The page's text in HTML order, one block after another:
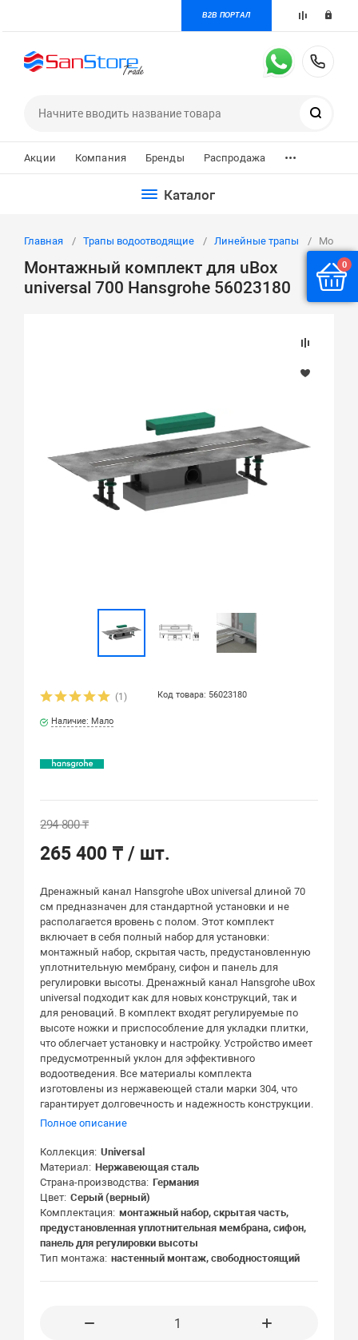
B2B ПОРТАЛ
Акции Компания Бренды Распродажа ...
Каталог
Главная Трапы водоотводящие Линейные трапы
Монтажный комплект для uBox
universal 700 Hansgrohe 56023180
(1) Код товара: 56023180
Наличие: Мало
294 800 ₸
265 400 ₸/ шт.
Дренажный канал Hansgrohe uBox universal длиной 70
см предназначен для стандартной установки и не
располагается вровень с полом. Этот комплект
включает в себя полный набор для установки:
монтажный набор, скрытая часть, предустановленную
уплотнительную мембрану, сифон и панель для
регулировки высоты. Дренажный канал Hansgrohe uBox
universal подходит как для новых конструкций, так и
для реноваций. В комплект входят регулируемые по
высоте ножки и приспособление для укладки плитки,
что облегчает установку и настройку. Устройство имеет
предусмотренный уклон для эффективного
водоотведения. Все материалы комплекта
изготовлены из нержавеющей стали марки 304, что
гарантирует долговечность и надежность конструкции.
Полное описание
Коллекция Universal
Материал
Нержавеющая сталь
Страна-производства Германия
Цвет Серый (верный)
Комплектация монтажный набор, скрытая часть,
предустановленная уплотнительная мембрана, сифон,
панель для регулировки высоты
Тип монтажа настенный монтаж, свободностоящий
0